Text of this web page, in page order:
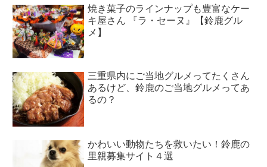
焼き菓子のラインナップも豊富なケー
キ屋さん 『ラ・セーヌ』【鈴鹿グル
メ】
三重県内にご当地グルメってたくさん
あるけど、鈴鹿のご当地グルメってあ
るの？
かわいい動物たちを救いたい！鈴鹿の
里親募集サイト４選